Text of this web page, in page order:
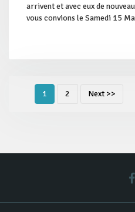
arrivent et avec eux de
vous convions le Samedi 15
1 2 Next >>